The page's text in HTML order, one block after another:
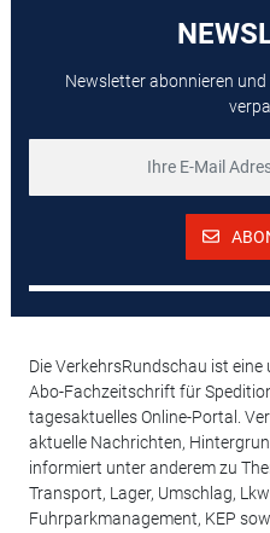
Newsletter abonnieren
Die VerkehrsRundschau ist
Abo-Fachzeitschrift für
tagesaktuelles Online-Portal.
aktuelle Nachrichten,
informiert unter anderem zu
Transport, Lager, Umschlag,
Fuhrparkmanagement, KEP